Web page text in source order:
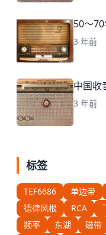
50～
3 年前
中国收
3 年前
标签
TEF6686 单边带
德律风根
RCA
频率
东湖 磁带